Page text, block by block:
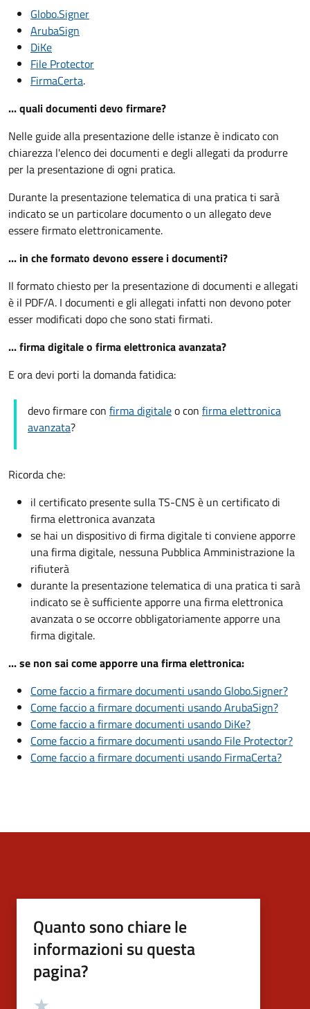
Globo.Signer
ArubaSign
DiKe
File Protector
FirmaCerta.
... quali documenti devo firmare?
Nelle guide alla presentazione delle istanze è indicato con
chiarezza l'elenco dei documenti e degli allegati da produrre
per la presentazione di ogni pratica.
Durante la presentazione telematica di una pratica ti sarà
indicato se un particolare documento o un allegato deve
essere firmato elettronicamente.
... in che formato devono essere i documenti?
Il formato chiesto per la presentazione di documenti e allegati
è il PDF/A. I documenti e gli allegati infatti non devono poter
esser modificati dopo che sono stati firmati.
... firma digitale o firma elettronica avanzata?
E ora devi porti la domanda fatidica:
devo firmare con firma digitaleo con firma elettronica
avanzata?
Ricorda che:
il certificato presente sulla TS-CNS è un certificato di
firma elettronica avanzata
se hai un dispositivo di firma digitale ti conviene apporre
una firma digitale, nessuna Pubblica Amministrazione la
rifiuterà
durante la presentazione telematica di una pratica ti sarà
indicato se è sufficiente apporre una firma elettronica
avanzata o se occorre obbligatoriamente apporre una
firma digitale.
... se non sai come apporre una firma elettronica:
Come faccio a firmare documenti usando Globo.Signer?
Come faccio a firmare documenti usando ArubaSign?
Come faccio a firmare documenti usando DiKe?
Come faccio a firmare documenti usando File Protector?
Come faccio a firmare documenti usando FirmaCerta?
Quanto sono chiare le
informazioni su questa
pagina?
Valutazione